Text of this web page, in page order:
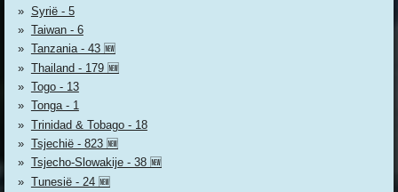
Syrië - 5
Taiwan - 6
Tanzania - 43 🆕
Thailand - 179 🆕
Togo - 13
Tonga - 1
Trinidad & Tobago - 18
Tsjechië - 823 🆕
Tsjecho-Slowakije - 38 🆕
Tunesië - 24 🆕